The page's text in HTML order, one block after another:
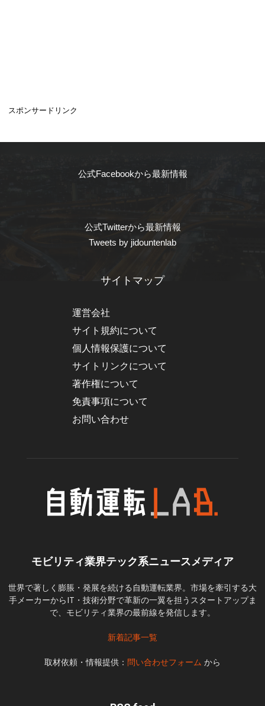
スポンサードリンク
公式Facebookから最新情報
公式Twitterから最新情報
Tweets by jidountenlab
サイトマップ
運営会社
サイト規約について
個人情報保護について
サイトリンクについて
著作権について
免責事項について
お問い合わせ
モビリティ業界テック系ニュースメディア
世界で著しく膨脹・発展を続ける自動運転業界。市場を牽引する大
手メーカーからIT・技術分野で革新の一翼を担うスタートアップま
で、モビリティ業界の最前線を発信します。
新着記事一覧
取材依頼・情報提供： 問い合わせフォーム から